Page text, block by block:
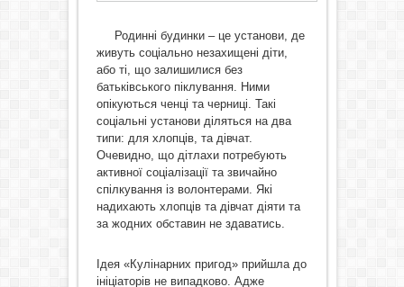
Родинні будинки – це установи, де
живуть соціально незахищені діти,
або ті, що залишилися без
батьківського піклування. Ними
опікуються ченці та черниці. Такі
соціальні установи діляться на два
типи: для хлопців, та дівчат.
Очевидно, що дітлахи потребують
активної соціалізації та звичайно
спілкування із волонтерами. Які
надихають хлопців та дівчат діяти та
за жодних обставин не здаватись.
Ідея «Кулінарних пригод» прийшла до
ініціаторів не випадково. Адже